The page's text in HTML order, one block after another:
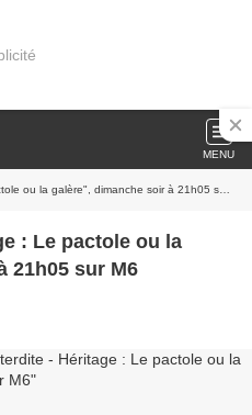
MENU
ou la galère", dimanche soir à 21h05 sur M6
: Le pactole ou la
21h05 sur M6